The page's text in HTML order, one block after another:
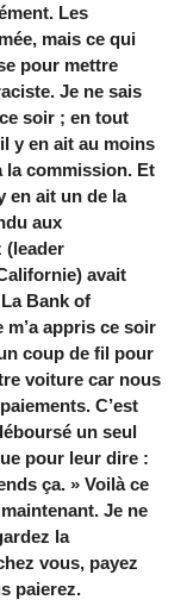
Les
mais ce qui
pour mettre
Je ne sais
soir ; en tout
y en ait au moins
la commission. Et
en ait un de la
aux
(leader
avait
Bank of
m’a appris ce soir
coup de fil pour
voiture car nous
C’est
un seul
pour leur dire :
ça. » Voilà ce
Je ne
la
vous, payez
paierez.